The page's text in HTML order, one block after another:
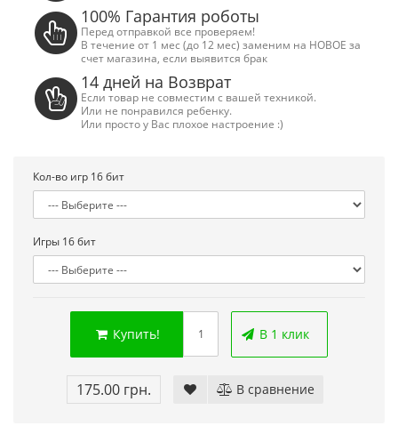
джойстики)
2 445.00 грн. 2 630.00 грн.
100% Гарантия роботы
Перед отправкой все проверяем!
В течение от 1 мес (до 12 мес) заменим на НОВОЕ за
счет магазина, если выявится брак
14 дней на Возврат
Если товар не совместим с вашей техникой.
Или не понравился ребенку.
Или просто у Вас плохое настроение :)
Кол-во игр 16 бит
Игры 16 бит
Купить! В 1 клик
175.00 грн. В сравнение